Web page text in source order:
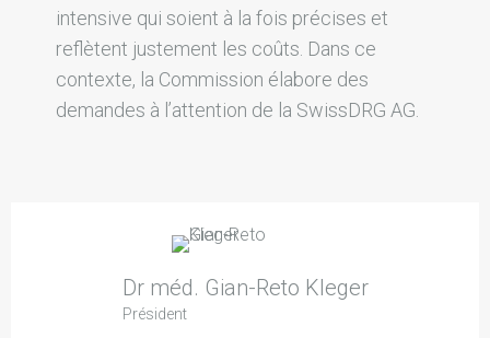
intensive qui soient à la fois précises et
reflètent justement les coûts. Dans ce
contexte, la Commission élabore des
demandes à l’attention de la SwissDRG AG.
Dr méd. Gian-Reto Kleger
Président